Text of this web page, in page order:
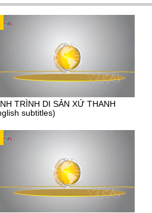
TRÌNH DI SẢN XỨ THANH
subtitles)